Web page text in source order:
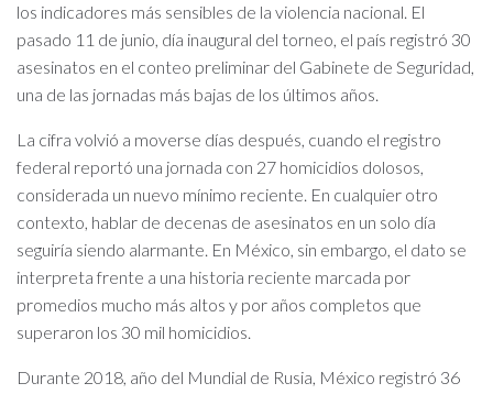
los indicadores más sensibles de la violencia nacional. El
pasado 11 de junio, día inaugural del torneo, el país registró 30
asesinatos en el conteo preliminar del Gabinete de Seguridad,
una de las jornadas más bajas de los últimos años.
La cifra volvió a moverse días después, cuando el registro
federal reportó una jornada con 27 homicidios dolosos,
considerada un nuevo mínimo reciente. En cualquier otro
contexto, hablar de decenas de asesinatos en un solo día
seguiría siendo alarmante. En México, sin embargo, el dato se
interpreta frente a una historia reciente marcada por
promedios mucho más altos y por años completos que
superaron los 30 mil homicidios.
Durante 2018, año del Mundial de Rusia, México registró 36